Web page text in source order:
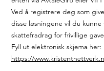
Ved å registrere deg som
disse løsningene vil du kunne
skattefradrag for frivillige
Fyll ut elektronisk skjema her:
https://